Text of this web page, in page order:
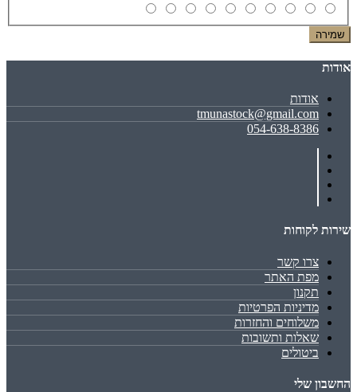
שמירה
אודות
אודות
tmunastock@gmail.com
054-638-8386
שירות לקוחות
צרו קשר
מפת האתר
תקנון
מדיניות הפרטיות
משלוחים והחזרות
שאלות ותשובות
ביטולים
החשבון שלי